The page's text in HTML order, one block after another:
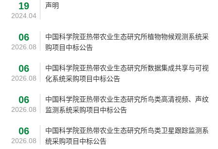
19
2024.04
声明
06
2026.08
中国科学院亚热带农业生态研究所植物物候观测系统采
购项目中标公告
06
2026.08
中国科学院亚热带农业生态研究所数据集成共享与可视
化系统采购项目中标公告
06
2026.08
中国科学院亚热带农业生态研究所鸟类高清视频、声纹
监测系统采购项目中标公告
06
2026.08
中国科学院亚热带农业生态研究所鸟类卫星跟踪监测系
统采购项目中标公告